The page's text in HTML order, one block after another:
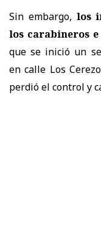
Sin embargo, los
los carabineros
que se inició un
en calle Los
perdió el control y